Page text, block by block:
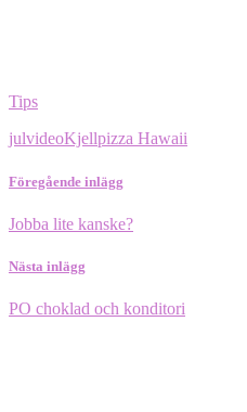
Tips
julvideoKjellpizza Hawaii
Föregående inlägg
Jobba lite kanske?
Nästa inlägg
PO choklad och konditori